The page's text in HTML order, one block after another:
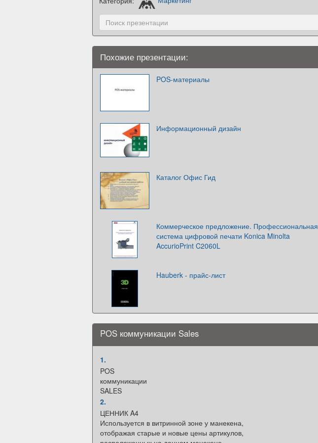
Похожие презентации:
POS-материалы
Информационный дизайн
Каталог Офис Гид
Коммерческое предложение. Профессиональная
система цифровой печати Konica Minolta
AccurioPrint C2060L
Hauberk - прайс-лист
POS коммуникации Sales
1.
POS
коммуникации
SALES
2.
ЦЕННИК A4
Используется в витринной зоне у манекена,
отображая старые и новые цены артикулов,